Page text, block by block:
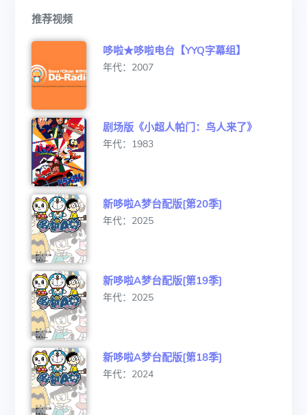
推荐视频
哆啦★哆啦电台【YYQ字幕组】
年代：2007
剧场版《小超人帕门：鸟人来了》
年代：1983
新哆啦A梦台配版[第20季]
年代：2025
新哆啦A梦台配版[第19季]
年代：2025
新哆啦A梦台配版[第18季]
年代：2024